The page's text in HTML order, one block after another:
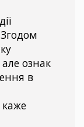
Згодом
ознак
в